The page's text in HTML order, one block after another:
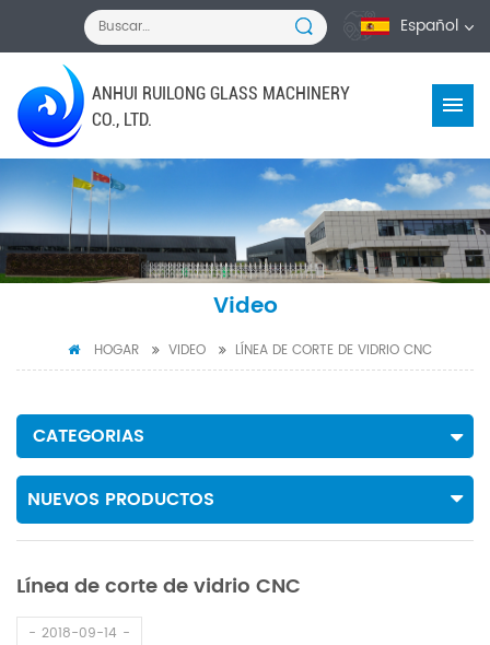
Español
ANHUI RUILONG GLASS MACHINERY
CO., LTD.
Video
HOGAR VIDEO LÍNEA DE CORTE DE VIDRIO CNC
CATEGORIAS
NUEVOS PRODUCTOS
Línea de corte de vidrio CNC
2018-09-14